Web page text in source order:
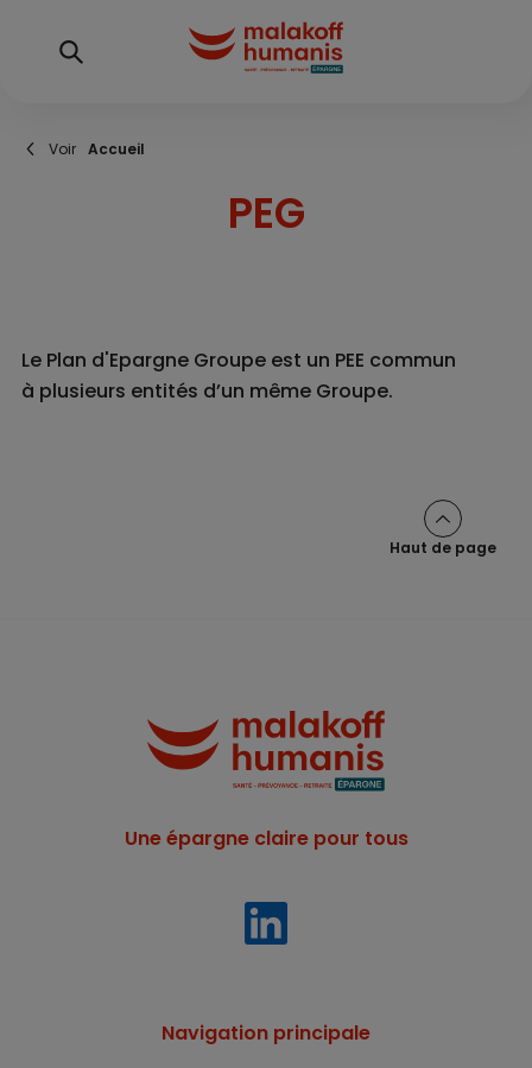
Fil
Accueil
PEG
Le Plan d'Epargne Groupe est un PEE commun
à plusieurs entités d’un même Groupe.
Haut de page
Une épargne claire pour tous
Navigation principale